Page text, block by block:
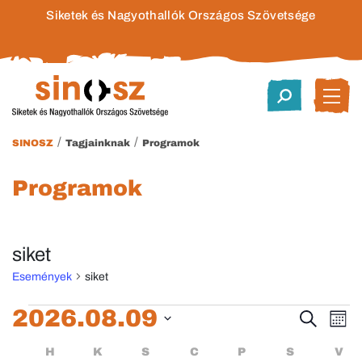
Siketek és Nagyothallók Országos Szövetsége
SINOSZ / Tagjainknak / Programok
Programok
siket
Események siket
Események
Keresett
kifejezés
2026.08.09
H HÉTFŐ
K KEDD
S SZERDA
C CSÜTÖRTÖK
P PÉNTEK
S V